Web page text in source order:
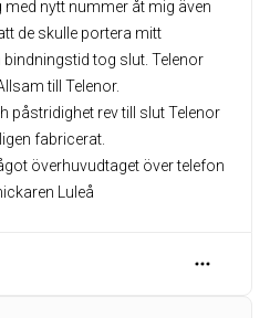
nytt nummer åt mig även
de skulle portera mitt
tog slut. Telenor
till Telenor.
påstridighet rev till slut Telenor
fabricerat.
överhuvudtaget över telefon
Luleå